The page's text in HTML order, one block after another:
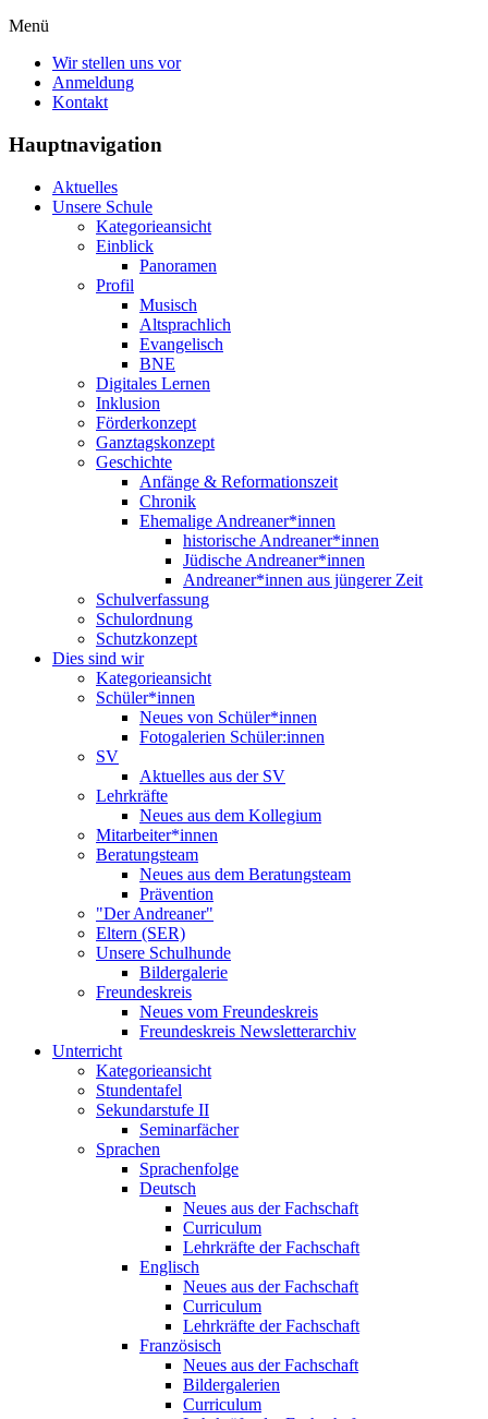
Menü
Wir stellen uns vor
Anmeldung
Kontakt
Hauptnavigation
Aktuelles
Unsere Schule
Kategorieansicht
Einblick
Panoramen
Profil
Musisch
Altsprachlich
Evangelisch
BNE
Digitales Lernen
Inklusion
Förderkonzept
Ganztagskonzept
Geschichte
Anfänge & Reformationszeit
Chronik
Ehemalige Andreaner*innen
historische Andreaner*innen
Jüdische Andreaner*innen
Andreaner*innen aus jüngerer Zeit
Schulverfassung
Schulordnung
Schutzkonzept
Dies sind wir
Kategorieansicht
Schüler*innen
Neues von Schüler*innen
Fotogalerien Schüler:innen
SV
Aktuelles aus der SV
Lehrkräfte
Neues aus dem Kollegium
Mitarbeiter*innen
Beratungsteam
Neues aus dem Beratungsteam
Prävention
"Der Andreaner"
Eltern (SER)
Unsere Schulhunde
Bildergalerie
Freundeskreis
Neues vom Freundeskreis
Freundeskreis Newsletterarchiv
Unterricht
Kategorieansicht
Stundentafel
Sekundarstufe II
Seminarfächer
Sprachen
Sprachenfolge
Deutsch
Neues aus der Fachschaft
Curriculum
Lehrkräfte der Fachschaft
Englisch
Neues aus der Fachschaft
Curriculum
Lehrkräfte der Fachschaft
Französisch
Neues aus der Fachschaft
Bildergalerien
Curriculum